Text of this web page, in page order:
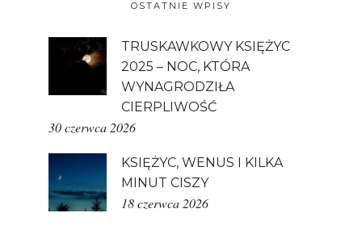
OSTATNIE WPISY
TRUSKAWKOWY KSIĘŻYC
2025 – NOC, KTÓRA
WYNAGRODZIŁA
CIERPLIWOŚĆ
30 czerwca 2026
KSIĘŻYC, WENUS I KILKA
MINUT CISZY
18 czerwca 2026